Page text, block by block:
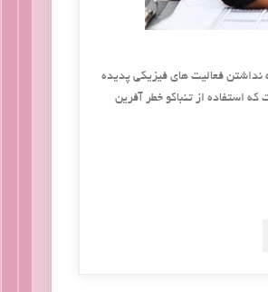
فیزیکی دارند؛ متأسفانه نداشتن فعالیت های فیزیکی پدیده
استفاده از تنباکو خطر آفرین